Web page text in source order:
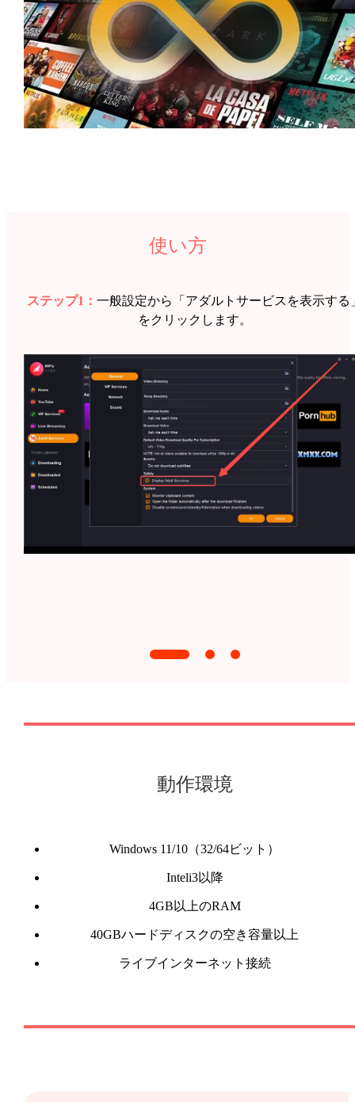
使い方
ステップ1： 一般設定から「アダルトサービスを表示する
をクリックします。
動作環境
Windows 11/10（32/64ビット）
Inteli3以降
4GB以上のRAM
40GBハードディスクの空き容量以上
ライブインターネット接続